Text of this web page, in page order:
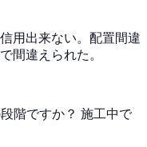
用出来ない。配置間違
間違えられた。
階ですか？ 施工中で